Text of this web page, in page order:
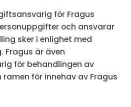
för Fragus
och ansvarar
sker i enlighet med
är även
för behandlingen av
för innehav av Fragus